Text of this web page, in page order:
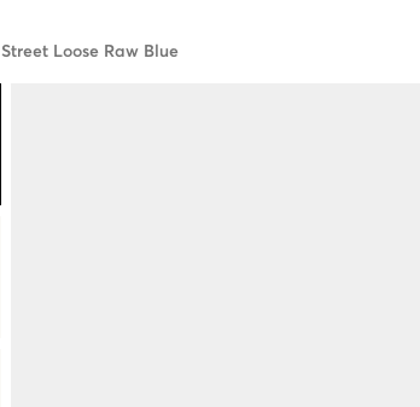
Street Loose Raw Blue